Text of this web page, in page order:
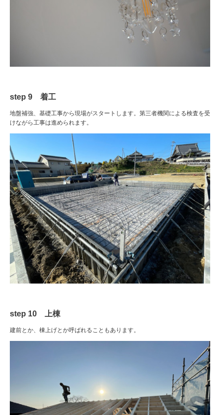
step 9 着工
地盤補強、基礎工事から現場がスタートします。第三者機関による検査を受
けながら工事は進められます。
step 10 上棟
建前とか、棟上げとか呼ばれることもあります。